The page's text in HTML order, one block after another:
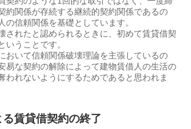
約関係が存続する継続的契約関係であるの
の信頼関係を基礎としています。
されたと認められるときに、初めて賃貸借契
いうことです。
おいて信頼関係破壊理論を主張しているの
易な契約の解除によって建物賃借人の生活の
われないようにするためであると思われま
賃貸借契約の終了